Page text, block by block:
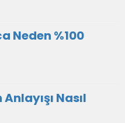
Neden %100
Nasıl